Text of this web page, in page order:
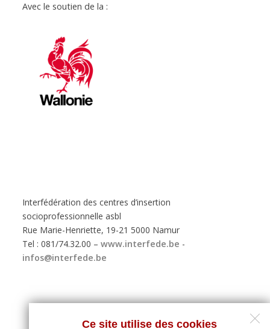
Ce site utilise des cookies
Avec le soutien de la :
Interfédération des centres d’insertion
socioprofessionnelle asbl
Rue Marie-Henriette, 19-21 5000 Namur
Tel : 081/74.32.00 –www.interfede.be -
infos@interfede.be